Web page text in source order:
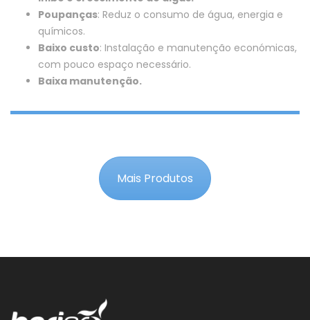
Poupanças: Reduz o consumo de água, energia e
químicos.
Baixo custo: Instalação e manutenção económicas,
com pouco espaço necessário.
Baixa manutenção.
Mais Produtos